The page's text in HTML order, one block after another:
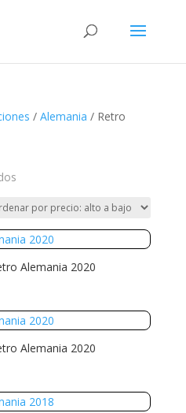
/ Alemania / Retro
Ordenado
precio:
alto
a
bajo
Alemania 2020
Alemania 2020